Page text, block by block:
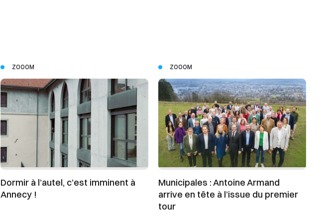
ZOOOM
Dormir à l’autel, c’est imminent à
Annecy !
ZOOOM
Municipales : Antoine Armand
arrive en tête à l’issue du premier
tour